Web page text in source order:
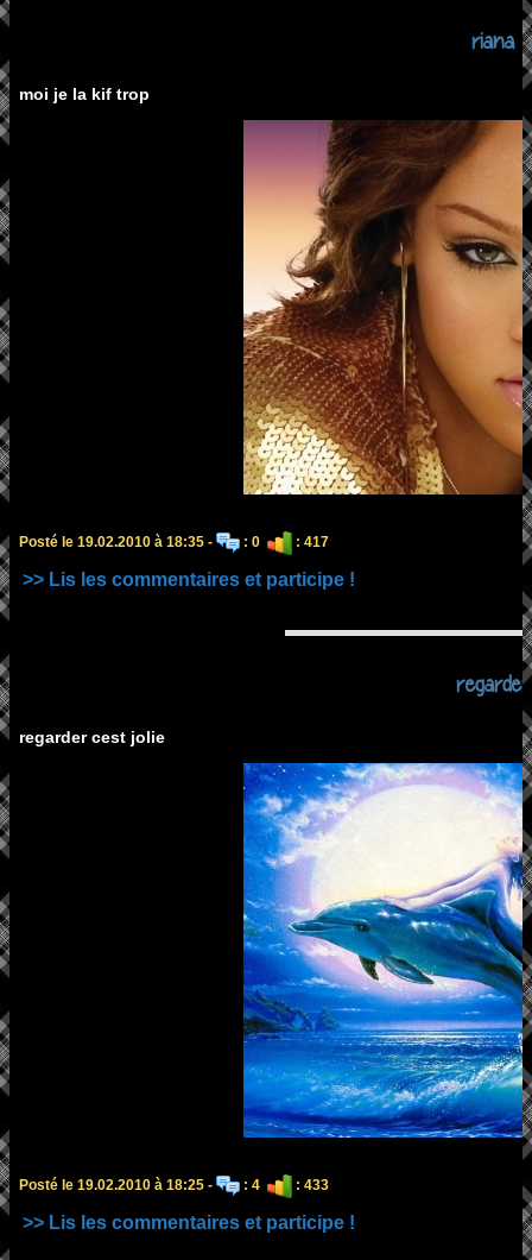
riana
moi je la kif trop
Posté le 19.02.2010 à 18:35 - : 0 : 417
>> Lis les commentaires et participe !
regarder
regarder cest jolie
Posté le 19.02.2010 à 18:25 - : 4 : 433
>> Lis les commentaires et participe !